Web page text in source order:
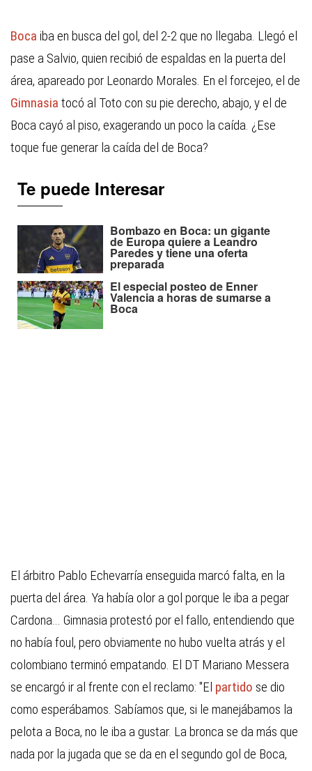
Boca iba en busca del gol, del 2-2 que no llegaba. Llegó el
pase a Salvio, quien recibió de espaldas en la puerta del
área, apareado por Leonardo Morales. En el forcejeo, el de
Gimnasia tocó al Toto con su pie derecho, abajo, y el de
Boca cayó al piso, exagerando un poco la caída. ¿Ese
toque fue generar la caída del de Boca?
Te puede Interesar
Bombazo en Boca: un gigante
de Europa quiere a Leandro
Paredes y tiene una oferta
preparada
El especial posteo de Enner
Valencia a horas de sumarse a
Boca
El árbitro Pablo Echevarría enseguida marcó falta, en la
puerta del área. Ya había olor a gol porque le iba a pegar
Cardona... Gimnasia protestó por el fallo, entendiendo que
no había foul, pero obviamente no hubo vuelta atrás y el
colombiano terminó empatando. El DT Mariano Messera
se encargó ir al frente con el reclamo: "El partido se dio
como esperábamos. Sabíamos que, si le manejábamos la
pelota a Boca, no le iba a gustar. La bronca se da más que
nada por la jugada que se da en el segundo gol de Boca,